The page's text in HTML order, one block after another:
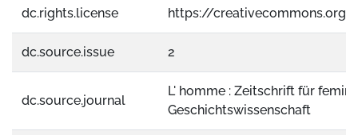
dc.rights.license https://
dc.source.issue 2
dc.source.journal
L' homme : Zeitschrift für
Geschichtswissenschaft